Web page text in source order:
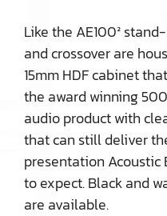
Like the AE100²
and crossover are
15mm HDF cabinet
the award winning
audio product with
that can still deliver
presentation Acoustic
to expect. Black and
are available.